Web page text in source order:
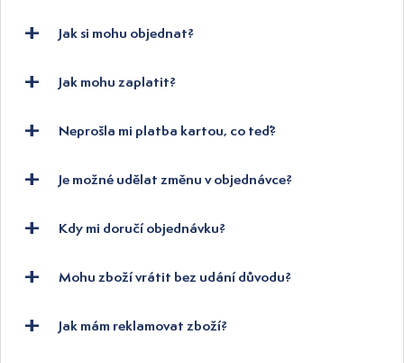
Jak si mohu objednat?
Jak mohu zaplatit?
Neprošla mi platba kartou, co teď?
Je možné udělat změnu v objednávce?
Kdy mi doručí objednávku?
Mohu zboží vrátit bez udání důvodu?
Jak mám reklamovat zboží?